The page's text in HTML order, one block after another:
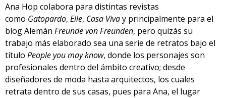
Ana Hop colabora para distintas revistas
como Gatopardo, Elle, Casa Vivay principalmente para el
blog Alemán Freunde von Freunden, pero quizás su
trabajo más elaborado sea una serie de retratos bajo el
título People you may know, donde los personajes son
profesionales dentro del ámbito creativo; desde
diseñadores de moda hasta arquitectos, los cuales
retrata dentro de sus casas, pues para Ana, el lugar